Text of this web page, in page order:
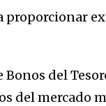
del
del mercado